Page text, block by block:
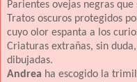
Parientes ovejas negras
Tratos oscuros protegidos
cuyo olor espanta a los
Criaturas extrañas, sin
dibujadas.
Andrea ha escogido la